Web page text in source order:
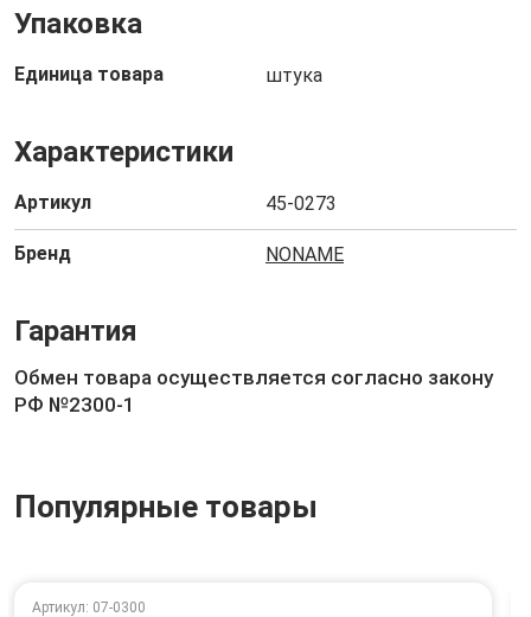
Упаковка
Единица товара штука
Характеристики
Артикул 45-0273
Бренд NONAME
Гарантия
Обмен товара осуществляется согласно закону
РФ №2300-1
Популярные товары
Артикул: 07-0300